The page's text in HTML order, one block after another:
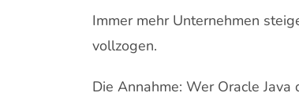
Immer mehr Unternehmen
vollzogen.
Die Annahme: Wer Oracle